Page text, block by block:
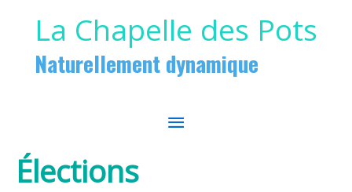
La Chapelle des Pots
Naturellement dynamique
MENU
Élections